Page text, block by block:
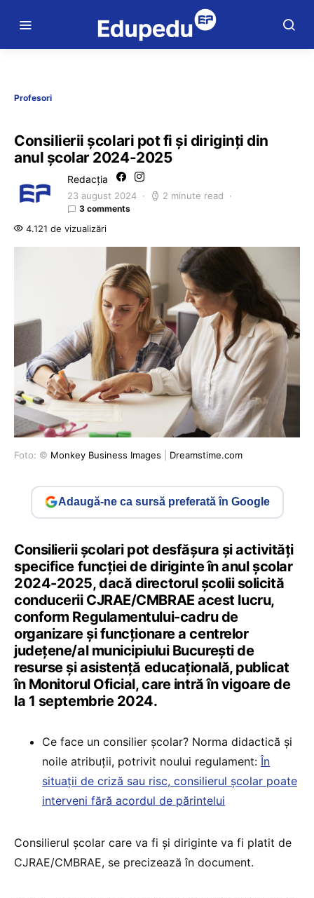
Profesori
Consilierii școlari pot fi și diriginți din
anul școlar 2024-2025
Redacția
23 august 2024 2 minute read
3 comments
4.121 de vizualizări
Foto: © Monkey Business Images Dreamstime.com
Adaugă-ne ca sursă preferată în Google
Consilierii școlari pot desfășura și activități
specifice funcției de diriginte în anul școlar
2024-2025, dacă directorul școlii solicită
conducerii CJRAE/CMBRAE acest lucru,
conform Regulamentului-cadru de
organizare și funcționare a centrelor
județene/al municipiului București de
resurse și asistență educațională, publicat
în Monitorul Oficial, care intră în vigoare de
la 1 septembrie 2024.
Ce face un consilier școlar? Norma didactică și
noile atribuții, potrivit noului regulament: În
situații de criză sau risc, consilierul școlar poate
interveni fără acordul de părintelui
Consilierul școlar care va fi și diriginte va fi platit de
CJRAE/CMBRAE, se precizează în document.